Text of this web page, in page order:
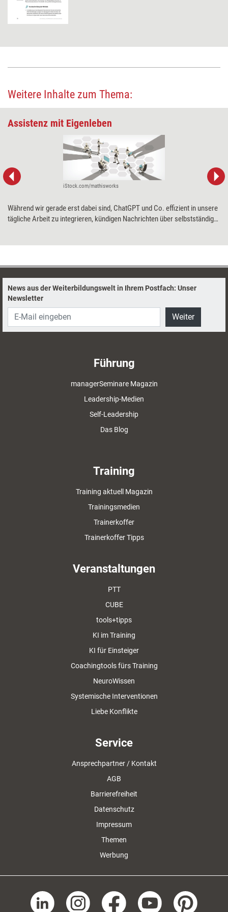
Weitere Inhalte zum Thema:
Assistenz mit Eigenleben
iStock.com/mathisworks
Während wir gerade erst dabei sind, ChatGPT und Co. effizient in unsere
tägliche Arbeit zu integrieren, kündigen Nachrichten über selbstständig
News aus der Weiterbildungswelt in Ihrem Postfach: Unser
Newsletter
Weiter
Führung
managerSeminare Magazin
Leadership-Medien
Self-Leadership
Das Blog
Training
Training aktuell Magazin
Trainingsmedien
Trainerkoffer
Trainerkoffer Tipps
Veranstaltungen
PTT
CUBE
tools+tipps
KI im Training
KI für Einsteiger
Coachingtools fürs Training
NeuroWissen
Systemische Interventionen
Liebe Konflikte
Service
Ansprechpartner / Kontakt
AGB
Barrierefreiheit
Datenschutz
Impressum
Themen
Werbung